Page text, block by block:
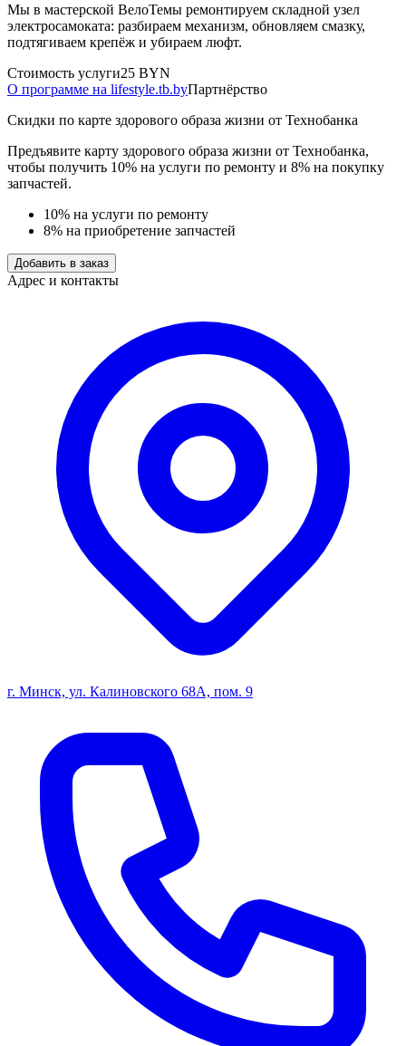
Мы в мастерской ВелоТемы ремонтируем складной узел
электросамоката: разбираем механизм, обновляем смазку,
подтягиваем крепёж и убираем люфт.
Стоимость услуги25 BYN
О программе на lifestyle.tb.byПартнёрство
Скидки по карте здорового образа жизни от Технобанка
Предъявите карту здорового образа жизни от Технобанка,
чтобы получить 10% на услуги по ремонту и 8% на покупку
запчастей.
10% на услуги по ремонту
8% на приобретение запчастей
Добавить в заказ
Адрес и контакты
г. Минск, ул. Калиновского 68А, пом. 9